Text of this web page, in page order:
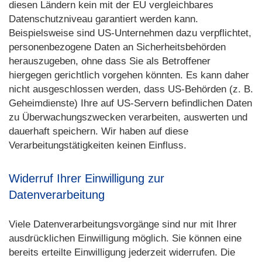
diesen Ländern kein mit der EU vergleichbares
Datenschutzniveau garantiert werden kann.
Beispielsweise sind US-Unternehmen dazu verpflichtet,
personenbezogene Daten an Sicherheitsbehörden
herauszugeben, ohne dass Sie als Betroffener
hiergegen gerichtlich vorgehen könnten. Es kann daher
nicht ausgeschlossen werden, dass US-Behörden (z. B.
Geheimdienste) Ihre auf US-Servern befindlichen Daten
zu Überwachungszwecken verarbeiten, auswerten und
dauerhaft speichern. Wir haben auf diese
Verarbeitungstätigkeiten keinen Einfluss.
Widerruf Ihrer Einwilligung zur
Datenverarbeitung
Viele Datenverarbeitungsvorgänge sind nur mit Ihrer
ausdrücklichen Einwilligung möglich. Sie können eine
bereits erteilte Einwilligung jederzeit widerrufen. Die